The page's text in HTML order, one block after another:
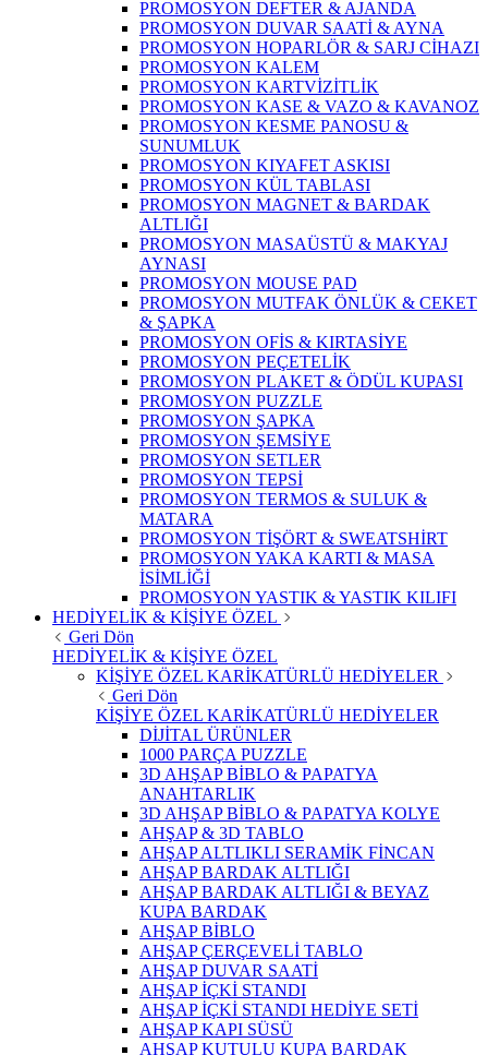
PROMOSYON DEFTER & AJANDA
PROMOSYON DUVAR SAATİ & AYNA
PROMOSYON HOPARLÖR & SARJ CİHAZI
PROMOSYON KALEM
PROMOSYON KARTVİZİTLİK
PROMOSYON KASE & VAZO & KAVANOZ
PROMOSYON KESME PANOSU &
SUNUMLUK
PROMOSYON KIYAFET ASKISI
PROMOSYON KÜL TABLASI
PROMOSYON MAGNET & BARDAK
ALTLIĞI
PROMOSYON MASAÜSTÜ & MAKYAJ
AYNASI
PROMOSYON MOUSE PAD
PROMOSYON MUTFAK ÖNLÜK & CEKET
& ŞAPKA
PROMOSYON OFİS & KIRTASİYE
PROMOSYON PEÇETELİK
PROMOSYON PLAKET & ÖDÜL KUPASI
PROMOSYON PUZZLE
PROMOSYON ŞAPKA
PROMOSYON ŞEMSİYE
PROMOSYON SETLER
PROMOSYON TEPSİ
PROMOSYON TERMOS & SULUK &
MATARA
PROMOSYON TİŞÖRT & SWEATSHİRT
PROMOSYON YAKA KARTI & MASA
İSİMLİĞİ
PROMOSYON YASTIK & YASTIK KILIFI
HEDİYELİK & KİŞİYE ÖZEL
Geri Dön
HEDİYELİK & KİŞİYE ÖZEL
KİŞİYE ÖZEL KARİKATÜRLÜ HEDİYELER
Geri Dön
KİŞİYE ÖZEL KARİKATÜRLÜ HEDİYELER
DİJİTAL ÜRÜNLER
1000 PARÇA PUZZLE
3D AHŞAP BİBLO & PAPATYA
ANAHTARLIK
3D AHŞAP BİBLO & PAPATYA KOLYE
AHŞAP & 3D TABLO
AHŞAP ALTLIKLI SERAMİK FİNCAN
AHŞAP BARDAK ALTLIĞI
AHŞAP BARDAK ALTLIĞI & BEYAZ
KUPA BARDAK
AHŞAP BİBLO
AHŞAP ÇERÇEVELİ TABLO
AHŞAP DUVAR SAATİ
AHŞAP İÇKİ STANDI
AHŞAP İÇKİ STANDI HEDİYE SETİ
AHŞAP KAPI SÜSÜ
AHŞAP KUTULU KUPA BARDAK